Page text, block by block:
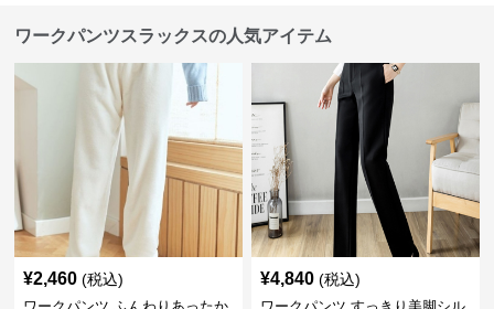
ワークパンツスラックスの人気アイテム
¥2,460 (税込) ¥4,840 (税込)